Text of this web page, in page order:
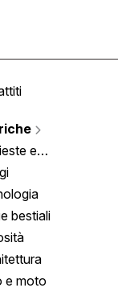
e
bestiali
e moto